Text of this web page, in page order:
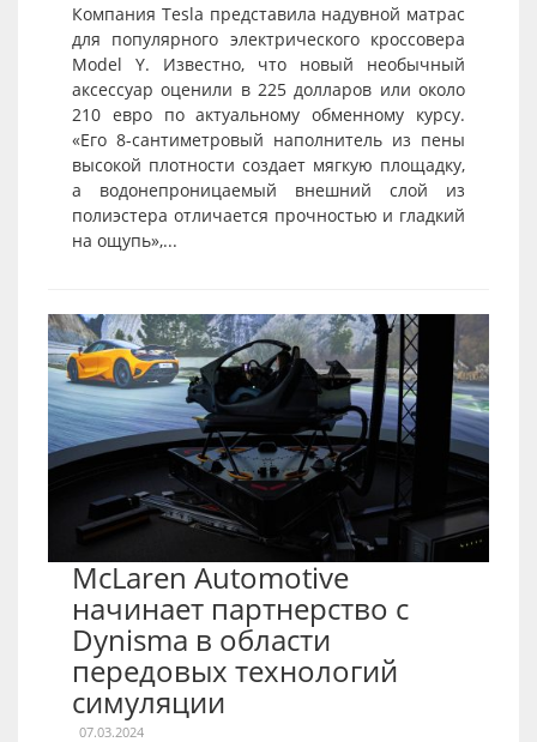
Компания Tesla представила надувной матрас
для популярного электрического кроссовера
Model Y. Известно, что новый необычный
аксессуар оценили в 225 долларов или около
210 евро по актуальному обменному курсу.
«Его 8-сантиметровый наполнитель из пены
высокой плотности создает мягкую площадку,
а водонепроницаемый внешний слой из
полиэстера отличается прочностью и гладкий
на ощупь»,...
McLaren Automotive
начинает партнерство с
Dynisma в области
передовых технологий
симуляции
07.03.2024